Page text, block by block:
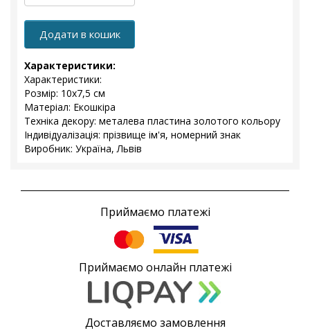
Додати в кошик
Характеристики:
Характеристики:
Розмір: 10x7,5 см
Матеріал: Екошкіра
Техніка декору: металева пластина золотого кольору
Індивідуалізація: прізвище ім'я, номерний знак
Виробник: Україна, Львів
Приймаємо платежі
Приймаємо онлайн платежі
Доставляємо замовлення